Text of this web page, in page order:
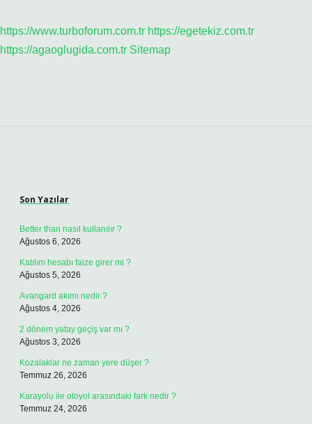
https://www.turboforum.com.tr https://egetekiz.com.tr
https://agaoglugida.com.tr Sitemap
Son Yazılar
Better than nasıl kullanılır ?
Ağustos 6, 2026
Katılım hesabı faize girer mi ?
Ağustos 5, 2026
Avangard akımı nedir ?
Ağustos 4, 2026
2 dönem yatay geçiş var mı ?
Ağustos 3, 2026
Kozalaklar ne zaman yere düşer ?
Temmuz 26, 2026
Karayolu ile otoyol arasındaki fark nedir ?
Temmuz 24, 2026